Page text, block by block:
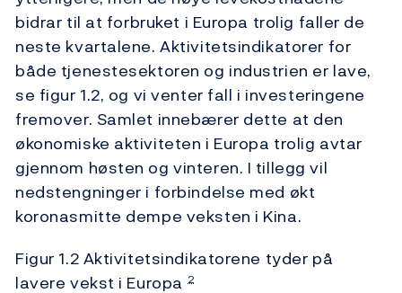
bidrar til at forbruket i Europa trolig faller de
neste kvartalene. Aktivitetsindikatorer for
både tjenestesektoren og industrien er lave,
se figur 1.2, og vi venter fall i investeringene
fremover. Samlet innebærer dette at den
økonomiske aktiviteten i Europa trolig avtar
gjennom høsten og vinteren. I tillegg vil
nedstengninger i forbindelse med økt
koronasmitte dempe veksten i Kina.
Figur 1.2 Aktivitetsindikatorene tyder på
lavere vekst i Europa 2